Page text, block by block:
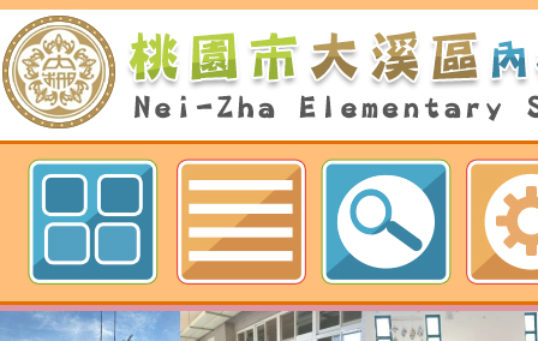
歡迎參觀：桃園市內柵國民小學網